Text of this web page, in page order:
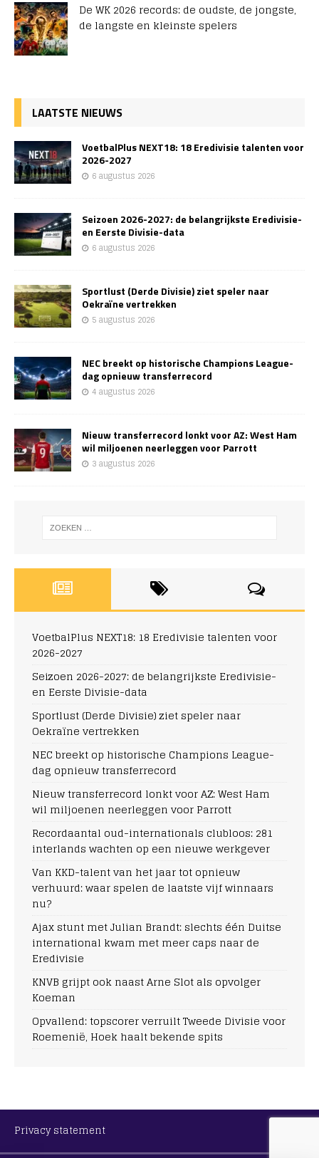
De WK 2026 records: de oudste, de jongste,
de langste en kleinste spelers
LAATSTE NIEUWS
VoetbalPlus NEXT18: 18 Eredivisie talenten voor
2026-2027
6 augustus 2026
Seizoen 2026-2027: de belangrijkste Eredivisie-
en Eerste Divisie-data
6 augustus 2026
Sportlust (Derde Divisie) ziet speler naar
Oekraïne vertrekken
5 augustus 2026
NEC breekt op historische Champions League-
dag opnieuw transferrecord
4 augustus 2026
Nieuw transferrecord lonkt voor AZ: West Ham
wil miljoenen neerleggen voor Parrott
3 augustus 2026
VoetbalPlus NEXT18: 18 Eredivisie talenten voor
2026-2027
Seizoen 2026-2027: de belangrijkste Eredivisie-
en Eerste Divisie-data
Sportlust (Derde Divisie) ziet speler naar
Oekraïne vertrekken
NEC breekt op historische Champions League-
dag opnieuw transferrecord
Nieuw transferrecord lonkt voor AZ: West Ham
wil miljoenen neerleggen voor Parrott
Recordaantal oud-internationals clubloos: 281
interlands wachten op een nieuwe werkgever
Van KKD-talent van het jaar tot opnieuw
verhuurd: waar spelen de laatste vijf winnaars
nu?
Ajax stunt met Julian Brandt: slechts één Duitse
international kwam met meer caps naar de
Eredivisie
KNVB grijpt ook naast Arne Slot als opvolger
Koeman
Opvallend: topscorer verruilt Tweede Divisie voor
Roemenië, Hoek haalt bekende spits
Privacy statement